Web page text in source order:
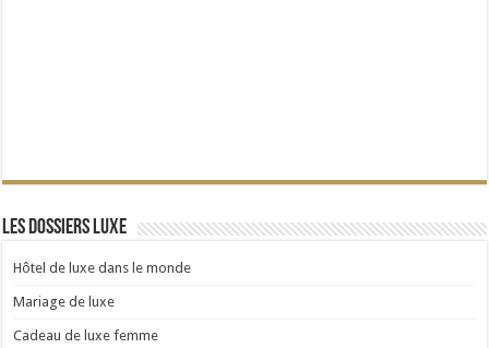
Les dossiers Luxe
Hôtel de luxe dans le monde
Mariage de luxe
Cadeau de luxe femme